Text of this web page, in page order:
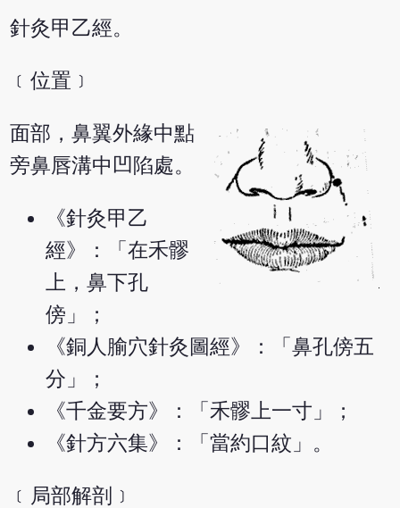
針灸甲乙經。
﹝位置﹞
面部，鼻翼外緣中點
旁鼻唇溝中凹陷處。
《針灸甲乙
經》：「在禾髎
上，鼻下孔
傍」；
《銅人腧穴針灸圖經》：「鼻孔傍五
分」；
《千金要方》：「禾髎上一寸」；
《針方六集》：「當約口紋」。
﹝局部解剖﹞